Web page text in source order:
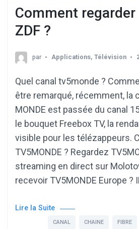
Comment
ZDF ?
par Applications, Télévision
Quel canal tv5monde ?
être remarqué, récemment, la
MONDE est passée du canal
le bouquet Freebox TV, la
visible pour les télézappeurs.
TV5MONDE ? Regardez
streaming en direct sur
recevoir TV5MONDE Europe ?
Lire la Suite
CANAL CHAINE FIBRE